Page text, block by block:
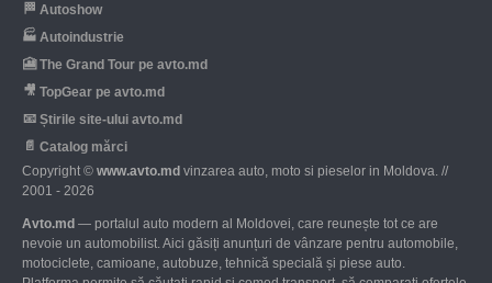
🏁 Autoshow
🏭 Autoindustrie
🎦 The Grand Tour pe avto.md
🎥 TopGear pe avto.md
📧 Știrile site-ului avto.md
📄 Catalog mărci
Copyright © www.avto.md vinzarea auto, moto si pieselor in Moldova. //
2001 - 2026
Avto.md — portalul auto modern al Moldovei, care reunește tot ce are
nevoie un automobilist. Aici găsiți anunțuri de vânzare pentru automobile,
motociclete, camioane, autobuze, tehnică specială și piese auto.